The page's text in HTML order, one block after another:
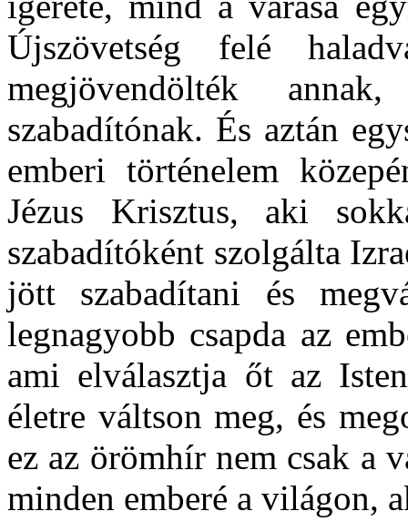
Újszövetség felé
megjövendölték
szabadítónak. És aztán
emberi történelem
Jézus Krisztus, aki
szabadítóként szolgálta
jött szabadítani és
legnagyobb csapda az
ami elválasztja őt az
életre váltson meg, és
ez az örömhír nem csak a
minden emberé a világon,